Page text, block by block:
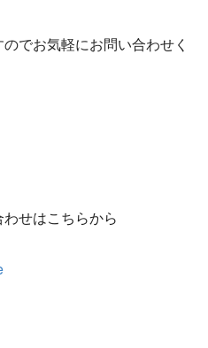
でお気軽にお問い合わせく
せはこちらから